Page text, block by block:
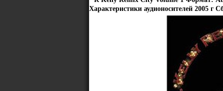
Характеристики аудионосителей 2005 г